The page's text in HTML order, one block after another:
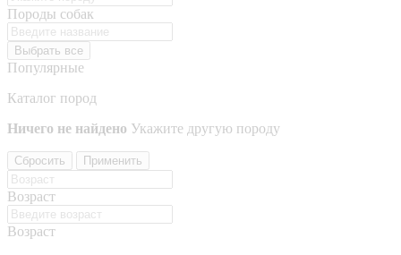
Породы собак
Выбрать все
Популярные
Каталог пород
Ничего не найдено Укажите другую породу
Сбросить Применить
Возраст
Возраст